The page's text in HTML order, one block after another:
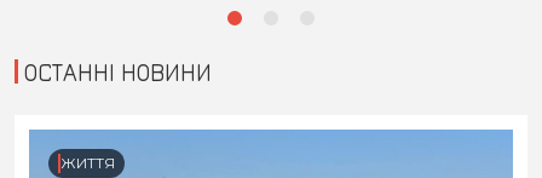
ОСТАННІ НОВИНИ
ЖИТТЯ